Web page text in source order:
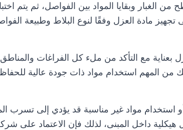
الغبار وبقايا المواد بين الفواصل، ثم يتم
تجهيز مادة العزل وفقًا لنوع البلاط وطبيعة
بعناية مع التأكد من ملء كل الفراغات والمناطق
من المهم استخدام مواد ذات جودة عالية
مواد غير مناسبة قد يؤدي إلى تسرب
هيكلية داخل المبنى، لذلك فإن الاعتماد